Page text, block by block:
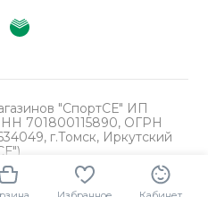
"СпортСЕ" ИП
701800115890, ОГРН
г.Томск, Иркутский